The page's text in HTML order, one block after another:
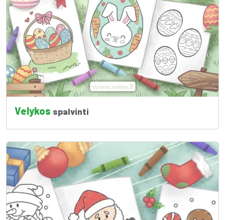
Velykos spalvinti